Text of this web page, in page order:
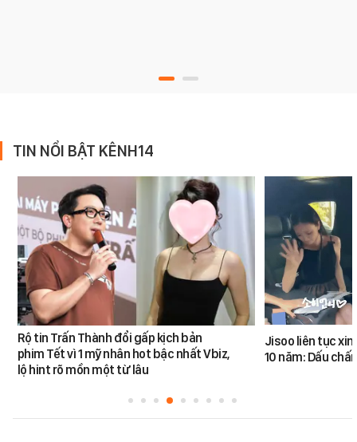
TIN NỔI BẬT KÊNH14
Rộ tin Trấn Thành đổi gấp kịch bản
phim Tết vì 1 mỹ nhân hot bậc nhất Vbiz,
lộ hint rõ mồn một từ lâu
Jisoo liên tục
10 năm: Dấu